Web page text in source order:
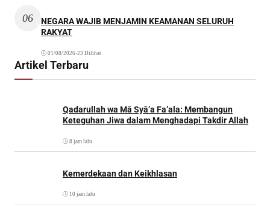
06
NEGARA WAJIB MENJAMIN KEAMANAN SELURUH
RAKYAT
01/08/2026•23 Dilihat
Artikel Terbaru
Qadarullah wa Mā Syā’a Fa’ala: Membangun
Keteguhan Jiwa dalam Menghadapi Takdir Allah
8 jam lalu
Kemerdekaan dan Keikhlasan
10 jam lalu